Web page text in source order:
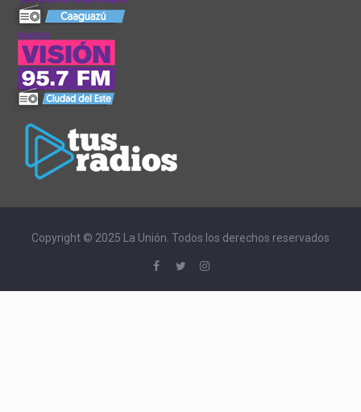
Copyright © 2025 La Unión. Todos los derechos reservados